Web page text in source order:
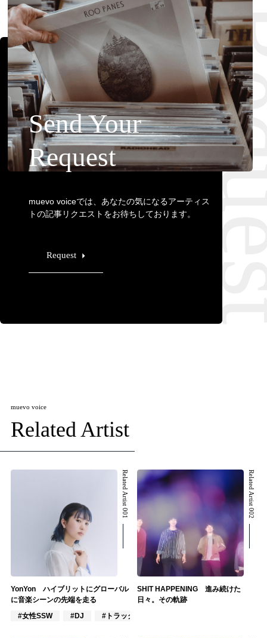
Send Your
Request
muevo voiceでは、あなたの気になるアーティス
トの記事リクエストをお待ちしております。
Request
muevo voice
Related Artist
Related Artist 001
YonYon ハイブリットにグローバル
に音楽シーンの先端を走る
#女性SSW
#DJ #トラックメイカー
Related Artist 002
SHIT HAPPENING 進み続けた
日々。その軌跡